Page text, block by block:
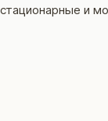
стационарные и